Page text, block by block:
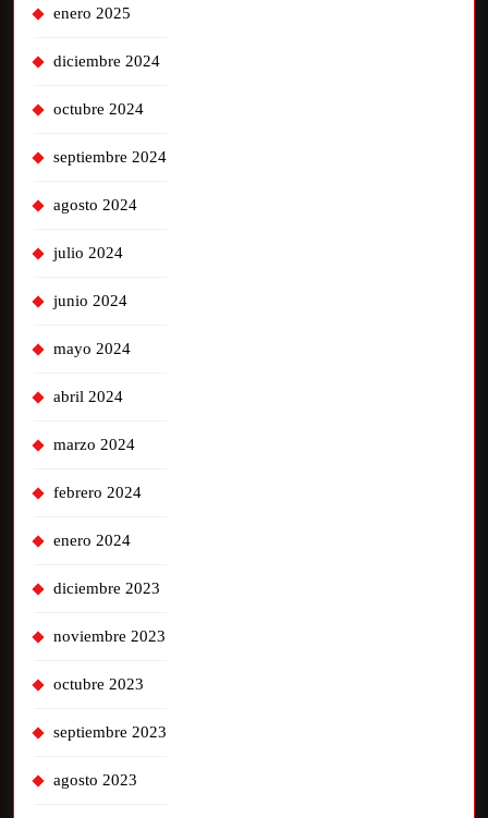
enero 2025
diciembre 2024
octubre 2024
septiembre 2024
agosto 2024
julio 2024
junio 2024
mayo 2024
abril 2024
marzo 2024
febrero 2024
enero 2024
diciembre 2023
noviembre 2023
octubre 2023
septiembre 2023
agosto 2023